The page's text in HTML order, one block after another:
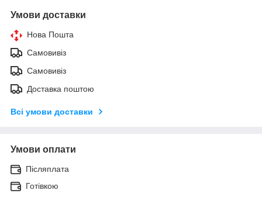
Умови доставки
Нова Пошта
Самовивіз
Самовивіз
Доставка поштою
Всі умови доставки
Умови оплати
Післяплата
Готівкою